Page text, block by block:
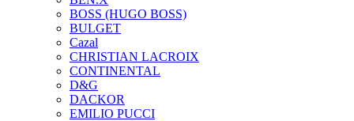
BOSS (HUGO BOSS)
BULGET
Cazal
CHRISTIAN LACROIX
CONTINENTAL
D&G
DACKOR
EMILIO PUCCI